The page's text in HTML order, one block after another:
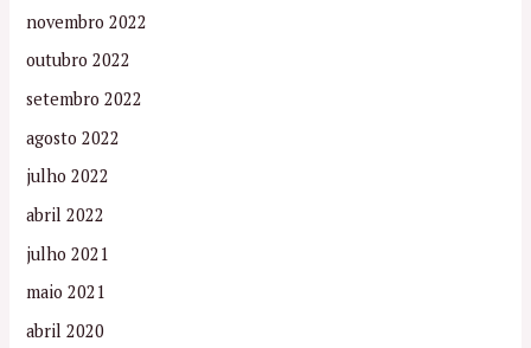
novembro 2022
outubro 2022
setembro 2022
agosto 2022
julho 2022
abril 2022
julho 2021
maio 2021
abril 2020